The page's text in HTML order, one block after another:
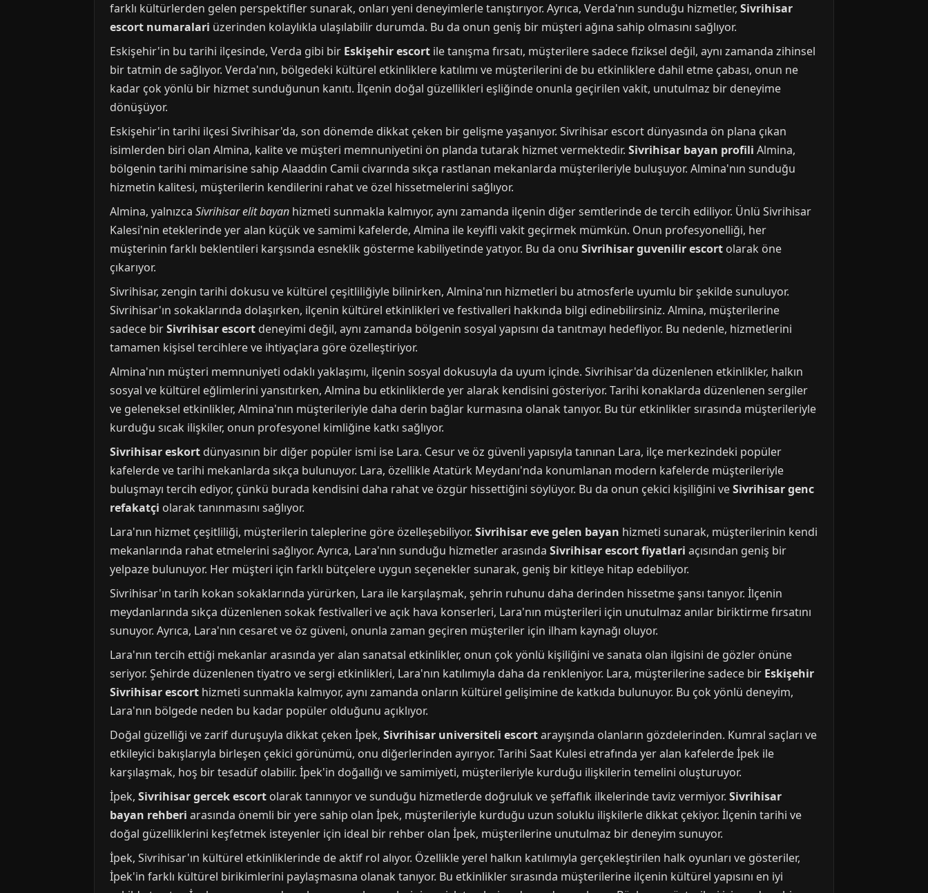
farklı kültürlerden gelen perspektifler sunarak, onları yeni deneyimlerle tanıştırıyor. Ayrıca, Verda'nın sunduğu hizmetler, Sivrihisar
escort numaralari üzerinden kolaylıkla ulaşılabilir durumda. Bu da onun geniş bir müşteri ağına sahip olmasını sağlıyor.
Eskişehir'in bu tarihi ilçesinde, Verda gibi bir Eskişehir escort ile tanışma fırsatı, müşterilere sadece fiziksel değil, aynı zamanda zihinsel
bir tatmin de sağlıyor. Verda'nın, bölgedeki kültürel etkinliklere katılımı ve müşterilerini de bu etkinliklere dahil etme çabası, onun ne
kadar çok yönlü bir hizmet sunduğunun kanıtı. İlçenin doğal güzellikleri eşliğinde onunla geçirilen vakit, unutulmaz bir deneyime
dönüşüyor.
Eskişehir'in tarihi ilçesi Sivrihisar'da, son dönemde dikkat çeken bir gelişme yaşanıyor. Sivrihisar escort dünyasında ön plana çıkan
isimlerden biri olan Almina, kalite ve müşteri memnuniyetini ön planda tutarak hizmet vermektedir. Sivrihisar bayan profili Almina,
bölgenin tarihi mimarisine sahip Alaaddin Camii civarında sıkça rastlanan mekanlarda müşterileriyle buluşuyor. Almina'nın sunduğu
hizmetin kalitesi, müşterilerin kendilerini rahat ve özel hissetmelerini sağlıyor.
Almina, yalnızca Sivrihisar elit bayan hizmeti sunmakla kalmıyor, aynı zamanda ilçenin diğer semtlerinde de tercih ediliyor. Ünlü Sivrihisar
Kalesi'nin eteklerinde yer alan küçük ve samimi kafelerde, Almina ile keyifli vakit geçirmek mümkün. Onun profesyonelliği, her
müşterinin farklı beklentileri karşısında esneklik gösterme kabiliyetinde yatıyor. Bu da onu Sivrihisar guvenilir escort olarak öne
çıkarıyor.
Sivrihisar, zengin tarihi dokusu ve kültürel çeşitliliğiyle bilinirken, Almina'nın hizmetleri bu atmosferle uyumlu bir şekilde sunuluyor.
Sivrihisar'ın sokaklarında dolaşırken, ilçenin kültürel etkinlikleri ve festivalleri hakkında bilgi edinebilirsiniz. Almina, müşterilerine
sadece birSivrihisar escort deneyimi değil, aynı zamanda bölgenin sosyal yapısını da tanıtmayı hedefliyor. Bu nedenle, hizmetlerini
tamamen kişisel tercihlere ve ihtiyaçlara göre özelleştiriyor.
Almina'nın müşteri memnuniyeti odaklı yaklaşımı, ilçenin sosyal dokusuyla da uyum içinde. Sivrihisar'da düzenlenen etkinlikler, halkın
sosyal ve kültürel eğlimlerini yansıtırken, Almina bu etkinliklerde yer alarak kendisini gösteriyor. Tarihi konaklarda düzenlenen sergiler
ve geleneksel etkinlikler, Almina'nın müşterileriyle daha derin bağlar kurmasına olanak tanıyor. Bu tür etkinlikler sırasında müşterileriyle
kurduğu sıcak ilişkiler, onun profesyonel kimliğine katkı sağlıyor.
Sivrihisar eskort dünyasının bir diğer popüler ismi ise Lara. Cesur ve öz güvenli yapısıyla tanınan Lara, ilçe merkezindeki popüler
kafelerde ve tarihi mekanlarda sıkça bulunuyor. Lara, özellikle Atatürk Meydanı'nda konumlanan modern kafelerde müşterileriyle
buluşmayı tercih ediyor, çünkü burada kendisini daha rahat ve özgür hissettiğini söylüyor. Bu da onun çekici kişiliğini veSivrihisar genc
refakatçi olarak tanınmasını sağlıyor.
Lara'nın hizmet çeşitliliği, müşterilerin taleplerine göre özelleşebiliyor. Sivrihisar eve gelen bayan hizmeti sunarak, müşterilerinin kendi
mekanlarında rahat etmelerini sağlıyor. Ayrıca, Lara'nın sunduğu hizmetler arasında Sivrihisar escort fiyatlari açısından geniş bir
yelpaze bulunuyor. Her müşteri için farklı bütçelere uygun seçenekler sunarak, geniş bir kitleye hitap edebiliyor.
Sivrihisar'ın tarih kokan sokaklarında yürürken, Lara ile karşılaşmak, şehrin ruhunu daha derinden hissetme şansı tanıyor. İlçenin
meydanlarında sıkça düzenlenen sokak festivalleri ve açık hava konserleri, Lara'nın müşterileri için unutulmaz anılar biriktirme fırsatını
sunuyor. Ayrıca, Lara'nın cesaret ve öz güveni, onunla zaman geçiren müşteriler için ilham kaynağı oluyor.
Lara'nın tercih ettiği mekanlar arasında yer alan sanatsal etkinlikler, onun çok yönlü kişiliğini ve sanata olan ilgisini de gözler önüne
seriyor. Şehirde düzenlenen tiyatro ve sergi etkinlikleri, Lara'nın katılımıyla daha da renkleniyor. Lara, müşterilerine sadece bir Eskişehir
Sivrihisar escort hizmeti sunmakla kalmıyor, aynı zamanda onların kültürel gelişimine de katkıda bulunuyor. Bu çok yönlü deneyim,
Lara'nın bölgede neden bu kadar popüler olduğunu açıklıyor.
Doğal güzelliği ve zarif duruşuyla dikkat çeken İpek, Sivrihisar universiteli escortarayışında olanların gözdelerinden. Kumral saçları ve
etkileyici bakışlarıyla birleşen çekici görünümü, onu diğerlerinden ayırıyor. Tarihi Saat Kulesi etrafında yer alan kafelerde İpek ile
karşılaşmak, hoş bir tesadüf olabilir. İpek'in doğallığı ve samimiyeti, müşterileriyle kurduğu ilişkilerin temelini oluşturuyor.
İpek, Sivrihisar gercek escort olarak tanınıyor ve sunduğu hizmetlerde doğruluk ve şeffaflık ilkelerinde taviz vermiyor. Sivrihisar
bayan rehberi arasında önemli bir yere sahip olan İpek, müşterileriyle kurduğu uzun soluklu ilişkilerle dikkat çekiyor. İlçenin tarihi ve
doğal güzelliklerini keşfetmek isteyenler için ideal bir rehber olan İpek, müşterilerine unutulmaz bir deneyim sunuyor.
İpek, Sivrihisar'ın kültürel etkinliklerinde de aktif rol alıyor. Özellikle yerel halkın katılımıyla gerçekleştirilen halk oyunları ve gösteriler,
İpek'in farklı kültürel birikimlerini paylaşmasına olanak tanıyor. Bu etkinlikler sırasında müşterilerine ilçenin kültürel yapısını en iyi